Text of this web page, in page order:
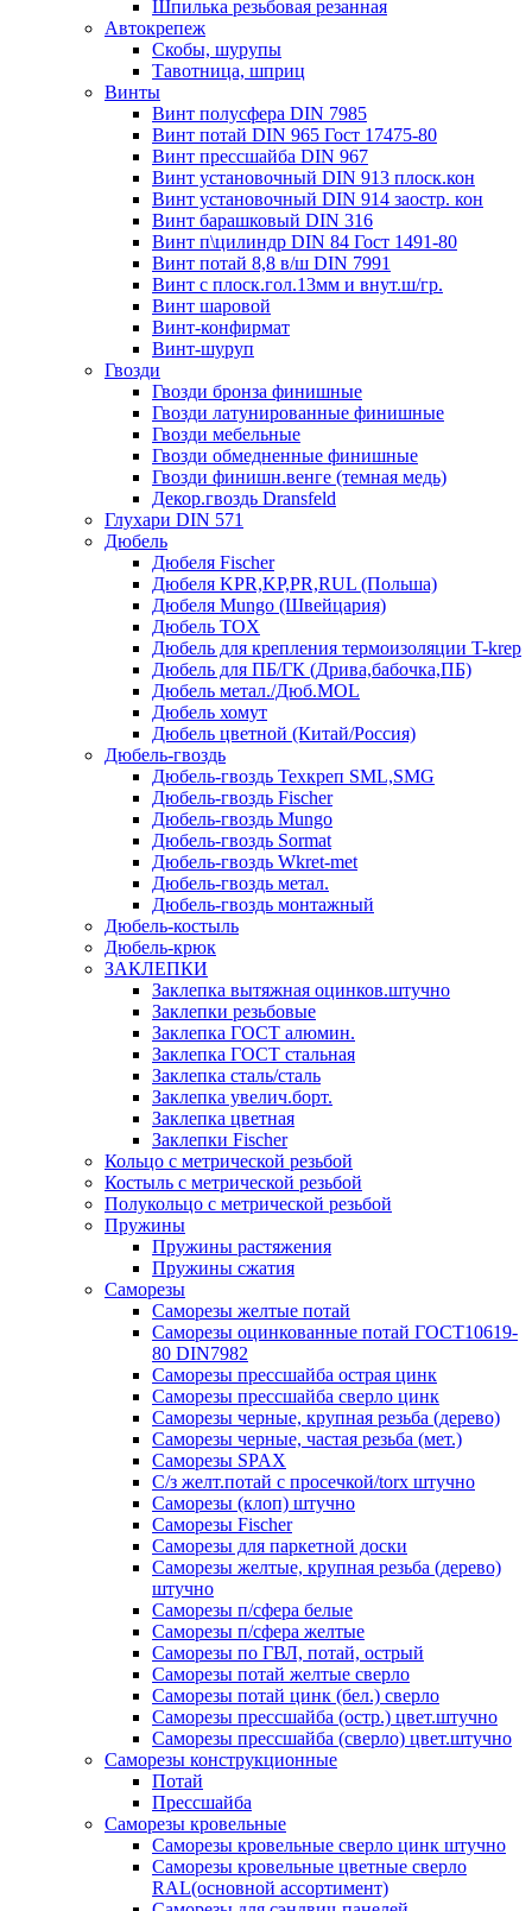
Шпилька резьбовая резанная
Автокрепеж
Скобы, шурупы
Тавотница, шприц
Винты
Винт полусфера DIN 7985
Винт потай DIN 965 Гост 17475-80
Винт прессшайба DIN 967
Винт установочный DIN 913 плоск.кон
Винт установочный DIN 914 заостр. кон
Винт барашковый DIN 316
Винт п\цилиндр DIN 84 Гост 1491-80
Винт потай 8,8 в/ш DIN 7991
Винт с плоск.гол.13мм и внут.ш/гр.
Винт шаровой
Винт-конфирмат
Винт-шуруп
Гвозди
Гвозди бронза финишные
Гвозди латунированные финишные
Гвозди мебельные
Гвозди обмедненные финишные
Гвозди финишн.венге (темная медь)
Декор.гвоздь Dransfeld
Глухари DIN 571
Дюбель
Дюбеля Fischer
Дюбеля KPR,KP,PR,RUL (Польша)
Дюбеля Mungo (Швейцария)
Дюбель TOX
Дюбель для крепления термоизоляции T-krep
Дюбель для ПБ/ГК (Дрива,бабочка,ПБ)
Дюбель метал./Дюб.MOL
Дюбель хомут
Дюбель цветной (Китай/Россия)
Дюбель-гвоздь
Дюбель-гвоздь Техкреп SML,SMG
Дюбель-гвоздь Fischer
Дюбель-гвоздь Mungo
Дюбель-гвоздь Sormat
Дюбель-гвоздь Wkret-met
Дюбель-гвоздь метал.
Дюбель-гвоздь монтажный
Дюбель-костыль
Дюбель-крюк
ЗАКЛЕПКИ
Заклепка вытяжная оцинков.штучно
Заклепки резьбовые
Заклепка ГОСТ алюмин.
Заклепка ГОСТ стальная
Заклепка сталь/сталь
Заклепка увелич.борт.
Заклепка цветная
Заклепки Fischer
Кольцо с метрической резьбой
Костыль с метрической резьбой
Полукольцо с метрической резьбой
Пружины
Пружины растяжения
Пружины сжатия
Саморезы
Саморезы желтые потай
Саморезы оцинкованные потай ГОСТ10619-
80 DIN7982
Саморезы прессшайба острая цинк
Саморезы прессшайба сверло цинк
Саморезы черные, крупная резьба (дерево)
Саморезы черные, частая резьба (мет.)
Cаморезы SPAX
С/з желт.потай с просечкой/torx штучно
Саморезы (клоп) штучно
Саморезы Fischer
Саморезы для паркетной доски
Саморезы желтые, крупная резьба (дерево)
штучно
Саморезы п/сфера белые
Саморезы п/сфера желтые
Саморезы по ГВЛ, потай, острый
Саморезы потай желтые сверло
Саморезы потай цинк (бел.) сверло
Саморезы прессшайба (остр.) цвет.штучно
Саморезы прессшайба (сверло) цвет.штучно
Саморезы конструкционные
Потай
Прессшайба
Саморезы кровельные
Саморезы кровельные сверло цинк штучно
Саморезы кровельные цветные сверло
RAL(основной ассортимент)